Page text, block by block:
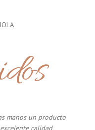
manos un producto
calidad,